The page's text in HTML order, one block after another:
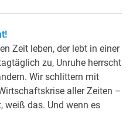
Zeit leben, der lebt in einer
zu, Unruhe herrscht
Wir schlittern mit
aller Zeiten –
weiß das. Und wenn es